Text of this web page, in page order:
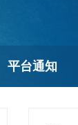
平台通知